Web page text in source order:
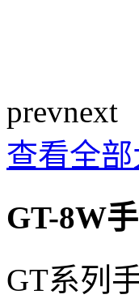
prevnext
查看全部
GT-8W
GT系列